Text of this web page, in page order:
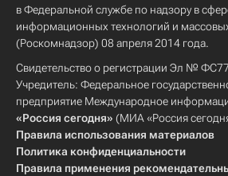
в Федеральной службе по надзору в
информационных технологий и
(Роскомнадзор) 08 апреля 2014 года.
Свидетельство о регистрации Эл №
Учредитель: Федеральное
предприятие Международное
«Россия сегодня» (МИА «Россия
Правила использования материалов
Политика конфиденциальности
Правила применения